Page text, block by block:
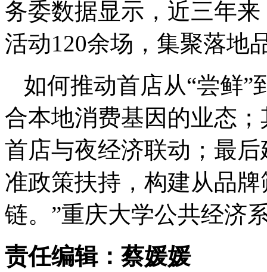
务委数据显示，近三年
活动120余场，集聚落地
如何推动首店从“尝鲜”
合本地消费基因的业态
首店与夜经济联动；最后
准政策扶持，构建从品
链。”重庆大学公共经济
责任编辑：蔡媛媛